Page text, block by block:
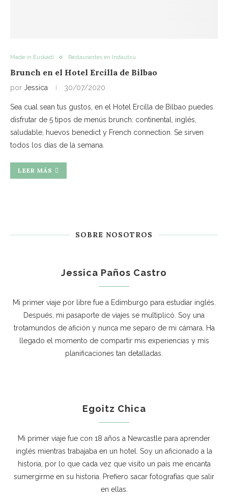
Made in Euskadi Restaurantes en Indautxu
Brunch en el Hotel Ercilla de Bilbao
por Jessica 30/07/2020
Sea cual sean tus gustos, en el Hotel Ercilla de Bilbao puedes
disfrutar de 5 tipos de menús brunch: continental, inglés,
saludable, huevos benedict y French connection. Se sirven
todos los días de la semana.
LEER MÁS
SOBRE NOSOTROS
Jessica Paños Castro
Mi primer viaje por libre fue a Edimburgo para estudiar inglés.
Después, mi pasaporte de viajes se multiplicó. Soy una
trotamundos de afición y nunca me separo de mi cámara. Ha
llegado el momento de compartir mis experiencias y mis
planificaciones tan detalladas.
Egoitz Chica
Mi primer viaje fue con 18 años a Newcastle para aprender
inglés mientras trabajaba en un hotel. Soy un aficionado a la
historia, por lo que cada vez que visito un país me encanta
sumergirme en su historia. Prefiero sacar fotografías que salir
en ellas.